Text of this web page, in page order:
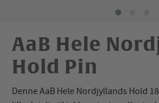
AaB Hele
Hold Pin
Denne AaB Hele Nordjyllands Hold